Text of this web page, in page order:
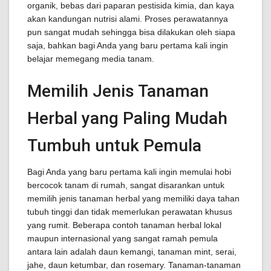
organik, bebas dari paparan pestisida kimia, dan kaya
akan kandungan nutrisi alami. Proses perawatannya
pun sangat mudah sehingga bisa dilakukan oleh siapa
saja, bahkan bagi Anda yang baru pertama kali ingin
belajar memegang media tanam.
Memilih Jenis Tanaman
Herbal yang Paling Mudah
Tumbuh untuk Pemula
Bagi Anda yang baru pertama kali ingin memulai hobi
bercocok tanam di rumah, sangat disarankan untuk
memilih jenis tanaman herbal yang memiliki daya tahan
tubuh tinggi dan tidak memerlukan perawatan khusus
yang rumit. Beberapa contoh tanaman herbal lokal
maupun internasional yang sangat ramah pemula
antara lain adalah daun kemangi, tanaman mint, serai,
jahe, daun ketumbar, dan rosemary. Tanaman-tanaman